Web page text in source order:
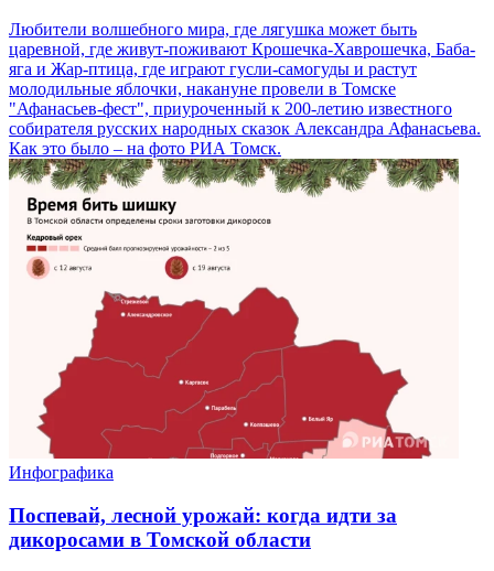
Любители волшебного мира, где лягушка может быть
царевной, где живут-поживают Крошечка-Хаврошечка, Баба-
яга и Жар-птица, где играют гусли-самогуды и растут
молодильные яблочки, накануне провели в Томске
"Афанасьев-фест", приуроченный к 200-летию известного
собирателя русских народных сказок Александра Афанасьева.
Как это было – на фото РИА Томск.
Инфографика
Поспевай, лесной урожай: когда идти за
дикоросами в Томской области